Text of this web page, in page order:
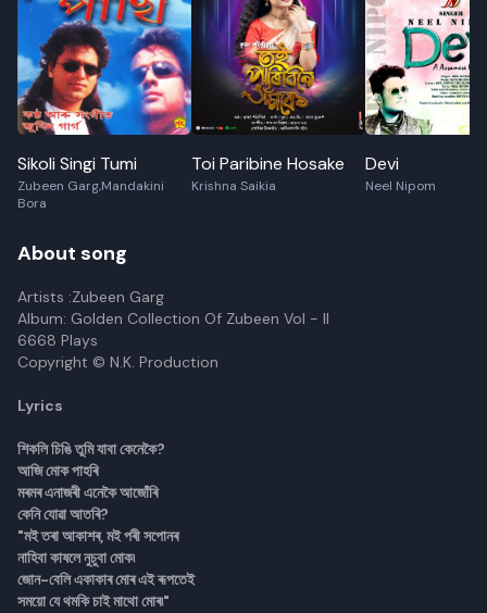
Sikoli Singi Tumi
Zubeen Garg,Mandakini
Bora
Toi Paribine Hosake
Krishna Saikia
Devi
Neel Nipom
About song
Artists :Zubeen Garg
Album: Golden Collection Of Zubeen Vol - II
6668 Plays
Copyright © N.K. Production
Lyrics
শিকলি চিঙি তুমি যাবা কেনেকৈ?
আজি মোক পাহৰি
মৰমৰ এনাজৰী এনেকৈ আজোঁৰি
কেনি যোৱা আতৰি?
"মই তৰা আকাশৰ, মই পৰী সপোনৰ
নাহিবা কাষলে নুচুবা মোক৷
জোন-বেলি একাকাৰ মোৰ এই ৰূপতেই
সময়ো যে থমকি চাই মাথো মোৰ৷"